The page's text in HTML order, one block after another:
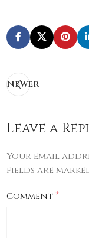
Newer
Leave a
Your email
fields are
Comment*